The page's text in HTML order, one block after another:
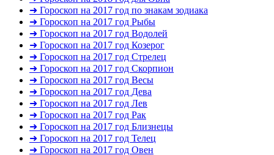
➜ Гороскоп на 2017 год по знакам зодиака
➜ Гороскоп на 2017 год Рыбы
➜ Гороскоп на 2017 год Водолей
➜ Гороскоп на 2017 год Козерог
➜ Гороскоп на 2017 год Стрелец
➜ Гороскоп на 2017 год Скорпион
➜ Гороскоп на 2017 год Весы
➜ Гороскоп на 2017 год Дева
➜ Гороскоп на 2017 год Лев
➜ Гороскоп на 2017 год Рак
➜ Гороскоп на 2017 год Близнецы
➜ Гороскоп на 2017 год Телец
➜ Гороскоп на 2017 год Овен